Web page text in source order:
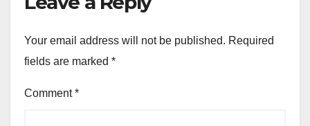
Your email address will not be published. Required
fields are marked *
Comment*